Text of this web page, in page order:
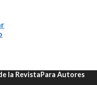
la RevistaPara Autores